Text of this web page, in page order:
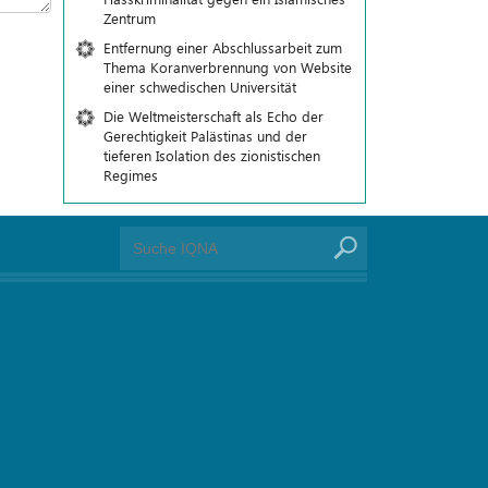
Zentrum
Entfernung einer Abschlussarbeit zum
Thema Koranverbrennung von Website
einer schwedischen Universität
Die Weltmeisterschaft als Echo der
Gerechtigkeit Palästinas und der
tieferen Isolation des zionistischen
Regimes